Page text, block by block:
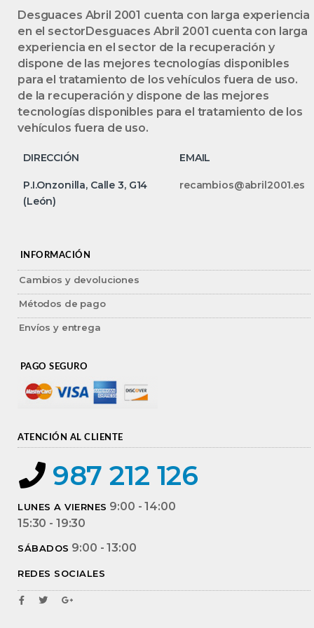
Desguaces Abril 2001 cuenta con larga experiencia
en el sectorDesguaces Abril 2001 cuenta con larga
experiencia en el sector de la recuperación y
dispone de las mejores tecnologías disponibles
para el tratamiento de los vehículos fuera de uso.
de la recuperación y dispone de las mejores
tecnologías disponibles para el tratamiento de los
vehículos fuera de uso.
DIRECCIÓN EMAIL
P.I.Onzonilla, Calle 3, G14
(León)
recambios@abril2001.es
INFORMACIÓN
Cambios y devoluciones
Métodos de pago
Envíos y entrega
PAGO SEGURO
ATENCIÓN AL CLIENTE
987 212 126
LUNES A VIERNES 9:00 - 14:00
15:30 - 19:30
SÁBADOS 9:00 - 13:00
REDES SOCIALES